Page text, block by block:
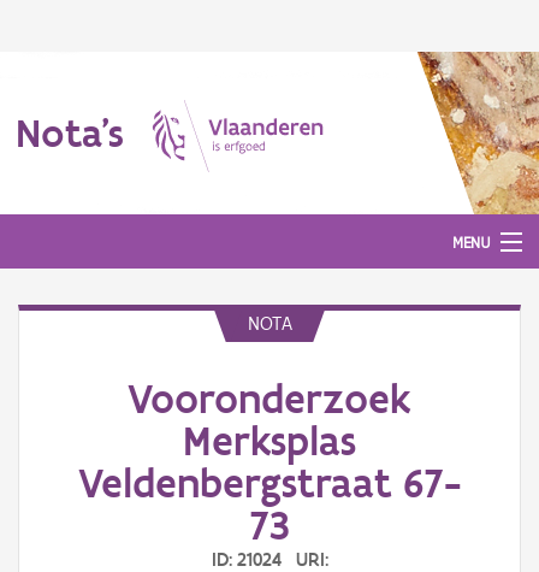
Nota's
MENU
NOTA
Vooronderzoek
Merksplas
Veldenbergstraat 67-
73
ID: 21024 URI: